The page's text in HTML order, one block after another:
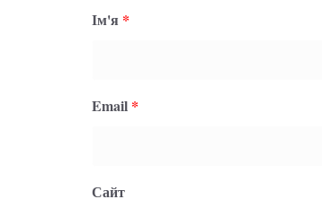
Ім'я *
Email *
Сайт